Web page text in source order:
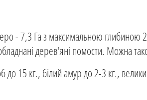
- 7,3 Га з максимальною
дерев'яні помости. Можна
до 15 кг., білий амур до 2-3 кг.,